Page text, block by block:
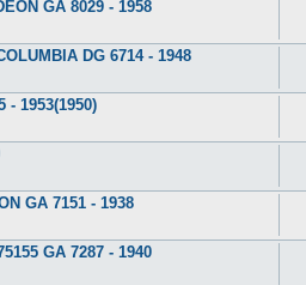
GA 8029 - 1958
DG 6714 - 1948
1953(1950)
GA 7151 - 1938
GA 7287 - 1940